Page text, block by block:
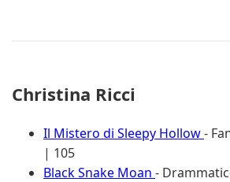
Christina Ricci
Il Mistero di Sleepy Hollow-
| 105
Black Snake Moan -